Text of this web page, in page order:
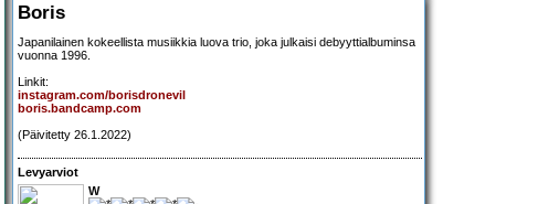
Boris
Japanilainen kokeellista musiikkia luova trio, joka julkaisi debyyttialbuminsa
vuonna 1996.
Linkit:
instagram.com/borisdronevil
boris.bandcamp.com
(Päivitetty 26.1.2022)
Levyarviot
W